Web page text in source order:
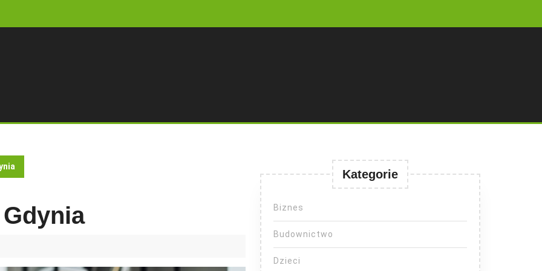
Kategorie
Biznes
Budownictwo
Dzieci